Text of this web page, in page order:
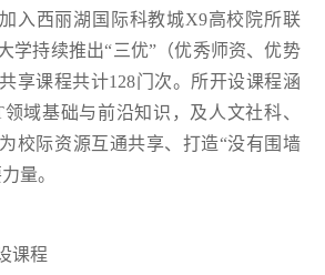
入西丽湖国际科教城X9高校院所联
学持续推出“三优”（优秀师资、优势
享课程共计128门次。所开设课程涵
域基础与前沿知识，及人文社科、
校际资源互通共享、打造“没有围墙
量。
课程